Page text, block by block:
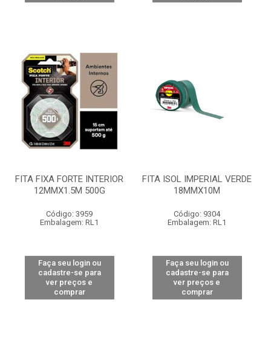
FITA FIXA FORTE INTERIOR
12MMX1.5M 500G
Código: 3959
Embalagem: RL1
Faça seu login ou
cadastre-se para
ver preços e
comprar
FITA ISOL IMPERIAL VERDE
18MMX10M
Código: 9304
Embalagem: RL1
Faça seu login ou
cadastre-se para
ver preços e
comprar